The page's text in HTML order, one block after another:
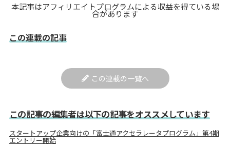
本記事はアフィリエイトプログラムによる収益を得ている場
合があります
この連載の記事
この連載の一覧へ
この記事の編集者は以下の記事をオススメしています
スタートアップ企業向けの「富士通アクセラレータプログラム」第4期
エントリー開始